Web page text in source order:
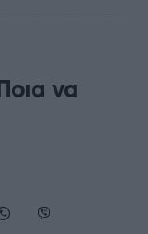
να